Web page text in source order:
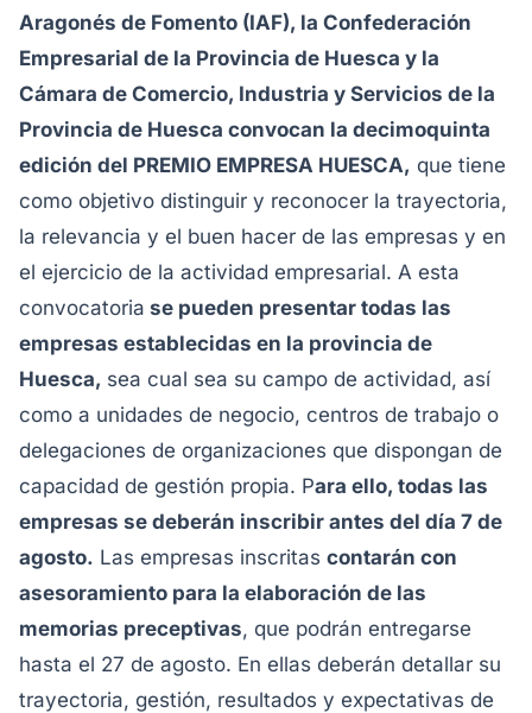
Aragonés de Fomento (IAF), la Confederación
Empresarial de la Provincia de Huesca y la
Cámara de Comercio, Industria y Servicios de la
Provincia de Huesca convocan la decimoquinta
edición del PREMIO EMPRESA HUESCA, que tiene
como objetivo distinguir y reconocer la trayectoria,
la relevancia y el buen hacer de las empresas y en
el ejercicio de la actividad empresarial. A esta
convocatoria se pueden presentar todas las
empresas establecidas en la provincia de
Huesca, sea cual sea su campo de actividad, así
como a unidades de negocio, centros de trabajo o
delegaciones de organizaciones que dispongan de
capacidad de gestión propia. Para ello, todas las
empresas se deberán inscribir antes del día 7 de
agosto. Las empresas inscritas contarán con
asesoramiento para la elaboración de las
memorias preceptivas, que podrán entregarse
hasta el 27 de agosto. En ellas deberán detallar su
trayectoria, gestión, resultados y expectativas de